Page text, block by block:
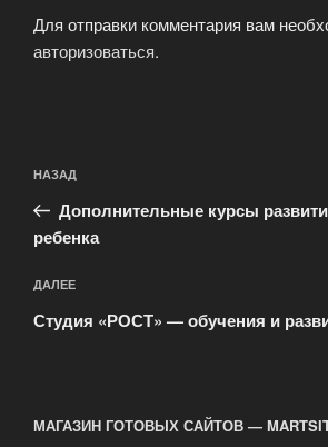
Для отправки комментария вам
авторизоваться.
по
записям
Предыдущая
запись:
НАЗАД
Дополнительные курсы
ребенка
Следующая
запись
ДАЛЕЕ
Студия «РОСТ» — обучения и
МАГАЗИН ГОТОВЫХ САЙТОВ —